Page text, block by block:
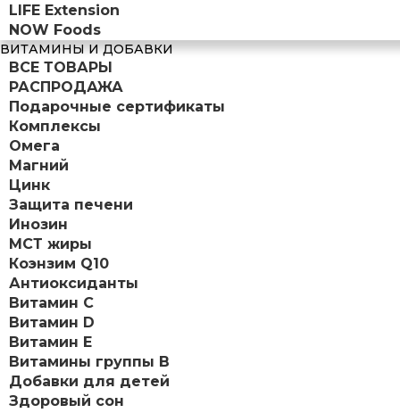
LIFE Extension
NOW Foods
ВИТАМИНЫ И ДОБАВКИ
ВСЕ ТОВАРЫ
РАСПРОДАЖА
Подарочные сертификаты
Комплексы
Омега
Магний
Цинк
Защита печени
Инозин
МСТ жиры
Коэнзим Q10
Антиоксиданты
Витамин С
Витамин D
Витамин Е
Витамины группы B
Добавки для детей
Здоровый сон